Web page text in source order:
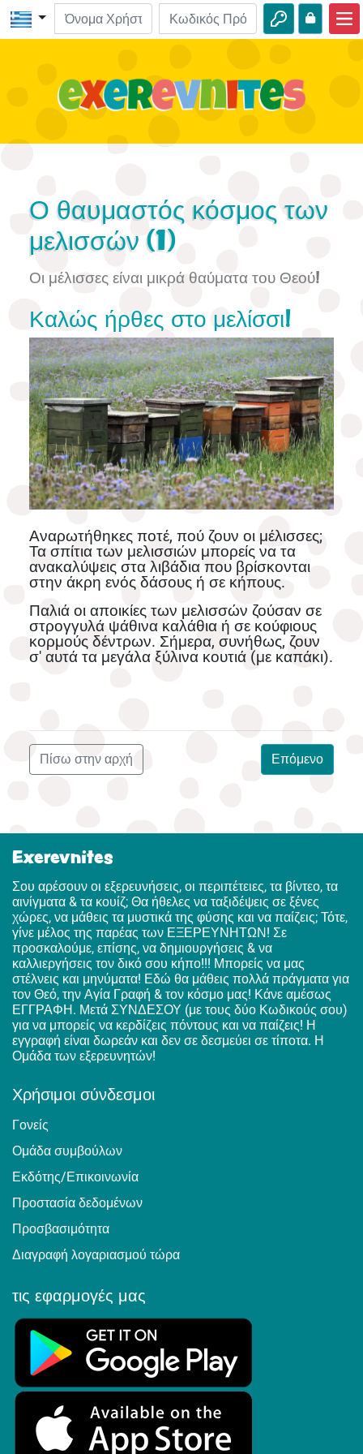
ΒΙΒΛΟ-Εξερευνήσεις
Περιπέτειες
Ο θαυμαστός κόσμος των
μελισσών (1)
Οι μέλισσες είναι μικρά θαύματα του Θεού!
Καλώς ήρθες στο μελίσσι!
Αναρωτήθηκες ποτέ, πού ζουν οι μέλισσες;
Τα σπίτια των μελισσιών μπορείς να τα
ανακαλύψεις στα λιβάδια που βρίσκονται
στην άκρη ενός δάσους ή σε κήπους.
Παλιά οι αποικίες των μελισσών ζούσαν σε
στρογγυλά ψάθινα καλάθια ή σε κούφιους
κορμούς δέντρων. Σήμερα, συνήθως, ζουν
σ' αυτά τα μεγάλα ξύλινα κουτιά (με καπάκι).
Επόμενο
Πίσω στην αρχή
Exerevnites
Σου αρέσουν οι εξερευνήσεις, οι περιπέτειες, τα βίντεο, τα
αινίγματα & τα κουίζ; Θα ήθελες να ταξιδέψεις σε ξένες
χώρες, να μάθεις τα μυστικά της φύσης και να παίζεις; Τότε,
γίνε μέλος της παρέας των ΕΞΕΡΕΥΝΗΤΩΝ! Σε
προσκαλούμε, επίσης, να δημιουργήσεις & να
καλλιεργήσεις τον δικό σου κήπο!!! Μπορείς να μας
στέλνεις και μηνύματα! Εδώ θα μάθεις πολλά πράγματα για
τον Θεό, την Αγία Γραφή & τον κόσμο μας! Κάνε αμέσως
ΕΓΓΡΑΦΗ. Μετά ΣΥΝΔΕΣΟΥ (με τους δύο Κωδικούς σου)
για να μπορείς να κερδίζεις πόντους και να παίζεις! Η
εγγραφή είναι δωρεάν και δεν σε δεσμεύει σε τίποτα. Η
Ομάδα των εξερευνητών!
Χρήσιμοι σύνδεσμοι
Γονείς
Ομάδα συμβούλων
Εκδότης/Επικοινωνία
Προστασία δεδομένων
Προσβασιμότητα
Διαγραφή λογαριασμού τώρα
τις εφαρμογές μας